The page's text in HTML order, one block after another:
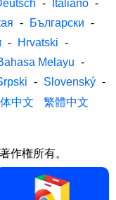
- Italiano -
- Български -
- Hrvatski -
Melayu -
- Slovenský -
中文
繁體中文
作権所有。